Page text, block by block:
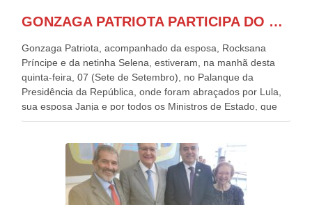
GONZAGA PATRIOTA PARTICIPA DO DESFILE DA INDEPENDÊNCIA NO PALANQUE DA PRESIDÊNCIA DA REPÚBLICA E É ABRAÇADO POR LULA E POR GERALDO ALCKMIN.
Gonzaga Patriota, acompanhado da esposa, Rocksana
Príncipe e da netinha Selena, estiveram, na manhã desta
quinta-feira, 07 (Sete de Setembro), no Palanque da
Presidência da República, onde foram abraçados por Lula,
sua esposa Janja e por todos os Ministros de Estado, que
estavam presentes, nos Desfiles da Independência da
outros desfiles, na Esplanada dos Ministérios, disse ter sido
o deste ano, o maior e o mais organizado de todos. “Há
quatro décadas, como Patriota até no nome, participo
anualmente dos desfiles de Sete de Setembro, na